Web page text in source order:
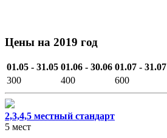
Цены на 2019 год
01.05 - 31.05 01.06 - 30.06 01.07 - 31.07
300
400 600
2,3,4,5 местный стандарт
5 мест